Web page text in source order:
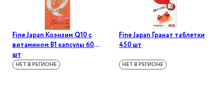
Fine Japan Коэнзим Q10 с
витамином В1 капсулы 60
шт
НЕТ В РЕГИОНЕ
Fine Japan Гранат таблетки
450 шт
НЕТ В РЕГИОНЕ